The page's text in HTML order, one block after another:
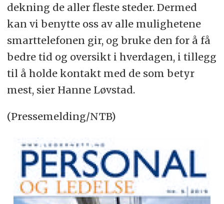
dekning de aller fleste steder. Dermed
kan vi benytte oss av alle mulighetene
smarttelefonen gir, og bruke den for å få
bedre tid og oversikt i hverdagen, i tillegg
til å holde kontakt med de som betyr
mest, sier Hanne Løvstad.
(Pressemelding/NTB)